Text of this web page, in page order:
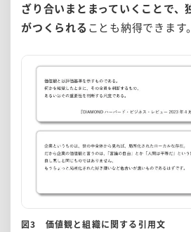
ざり合いまとまっていくことで、
がつくられる ことも納得できます。
図3 価値観と組織に関する引用文